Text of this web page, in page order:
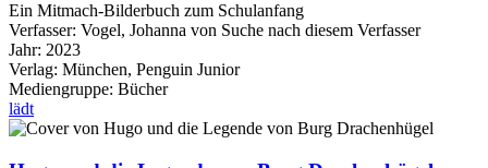
Ein Mitmach-Bilderbuch zum Schulanfang
Verfasser: Vogel, Johanna von Suche nach diesem Verfasser
Jahr: 2023
Verlag: München, Penguin Junior
Mediengruppe: Bücher
lädt